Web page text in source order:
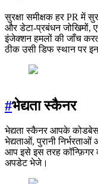
सुरक्षा समीक्षक हर PR में
और डेटा-प्रबंधन जोखिमों,
इंजेक्शन हमलों की जाँच
ठीक उसी डिफ स्थान पर
#भेद्यता स्कैनर
भेद्यता स्कैनर आपके कोडबेस
भेद्यताओं, पुरानी
आप इसे इस तरह कॉन्फ़िगर
अपडेट भेजे।